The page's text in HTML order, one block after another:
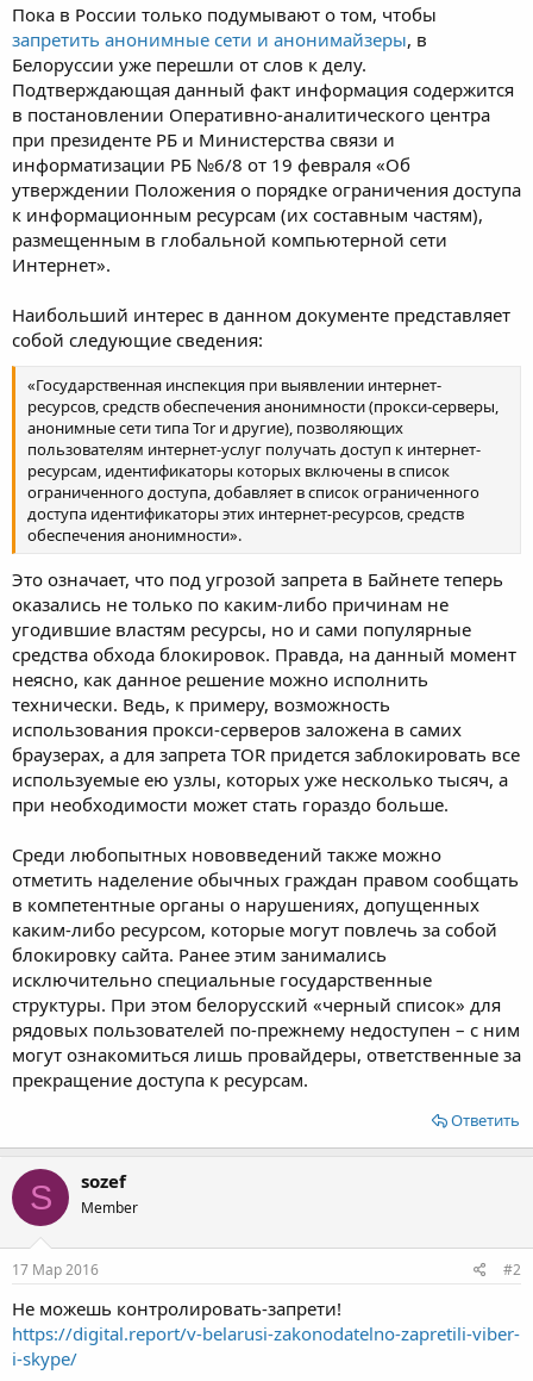
Пока в России только подумывают о том, чтобы
запретить анонимные сети и анонимайзеры, в
Белоруссии уже перешли от слов к делу.
Подтверждающая данный факт информация содержится
в постановлении Оперативно-аналитического центра
при президенте РБ и Министерства связи и
информатизации РБ №6/8 от 19 февраля «Об
утверждении Положения о порядке ограничения доступа
к информационным ресурсам (их составным частям),
размещенным в глобальной компьютерной сети
Интернет».
Наибольший интерес в данном документе представляет
собой следующие сведения:
«Государственная инспекция при выявлении интернет-
ресурсов, средств обеспечения анонимности (прокси-серверы,
анонимные сети типа Tor и другие), позволяющих
пользователям интернет-услуг получать доступ к интернет-
ресурсам, идентификаторы которых включены в список
ограниченного доступа, добавляет в список ограниченного
доступа идентификаторы этих интернет-ресурсов, средств
обеспечения анонимности».
Это означает, что под угрозой запрета в Байнете теперь
оказались не только по каким-либо причинам не
угодившие властям ресурсы, но и сами популярные
средства обхода блокировок. Правда, на данный момент
неясно, как данное решение можно исполнить
технически. Ведь, к примеру, возможность
использования прокси-серверов заложена в самих
браузерах, а для запрета TOR придется заблокировать все
используемые ею узлы, которых уже несколько тысяч, а
при необходимости может стать гораздо больше.
Среди любопытных нововведений также можно
отметить наделение обычных граждан правом сообщать
в компетентные органы о нарушениях, допущенных
каким-либо ресурсом, которые могут повлечь за собой
блокировку сайта. Ранее этим занимались
исключительно специальные государственные
структуры. При этом белорусский «черный список» для
рядовых пользователей по-прежнему недоступен – с ним
могут ознакомиться лишь провайдеры, ответственные за
прекращение доступа к ресурсам.
Ответить
S sozef
Member
17 Мар 2016 #2
Не можешь контролировать-запрети!
https://digital.report/v-belarusi-zakonodatelno-zapretili-viber-
i-skype/